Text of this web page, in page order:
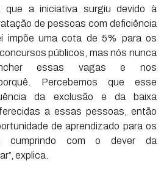
que a iniciativa surgiu devido à
de pessoas com deficiência
impõe uma cota de 5% para os
públicos, mas nós nunca
essas vagas e nos
Percebemos que esse
da exclusão e da baixa
a essas pessoas, então
de aprendizado para os
cumprindo com o dever da
explica.